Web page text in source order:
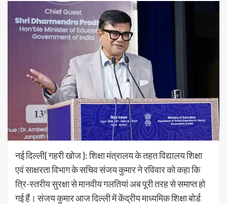
नई दिल्ली{ गहरी खोज }: शिक्षा मंत्रालय के तहत विद्यालय शिक्षा
एवं साक्षरता विभाग के सचिव संजय कुमार ने रविवार को कहा कि
त्रि-स्तरीय सुरक्षा से मानवीय गलतियां अब पूरी तरह से समाप्त हो
गई हैं। संजय कुमार आज दिल्ली में केंद्रीय माध्यमिक शिक्षा बोर्ड